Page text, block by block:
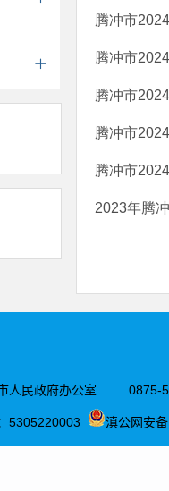
腾冲市
腾冲市
腾冲市
腾冲市
腾冲市
2023年腾